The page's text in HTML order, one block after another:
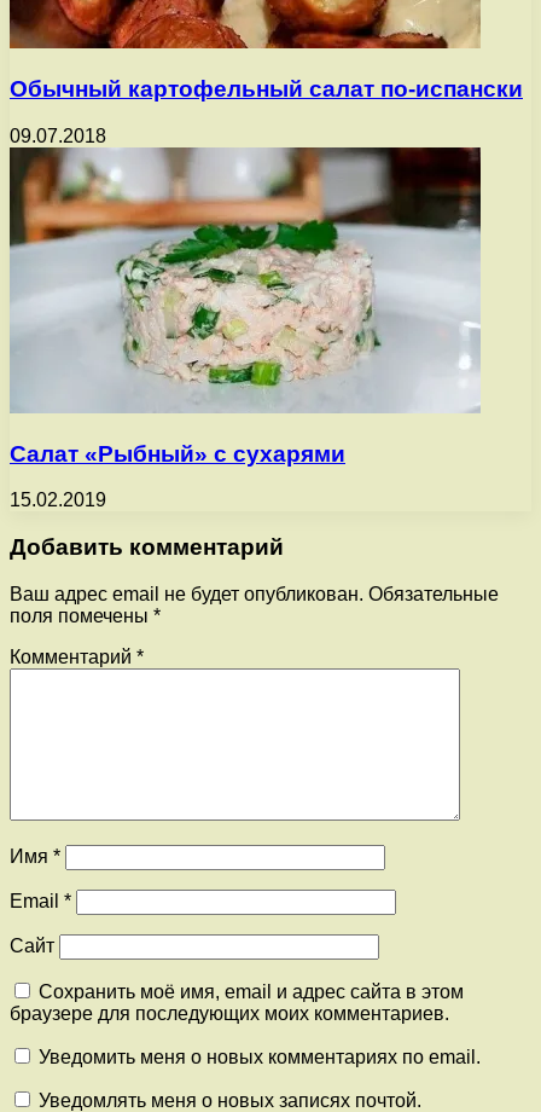
Обычный картофельный салат по-испански
09.07.2018
Салат «Рыбный» с сухарями
15.02.2019
Добавить комментарий
Ваш адрес email не будет опубликован. Обязательные
поля помечены *
Комментарий *
Имя *
Email *
Сайт
Сохранить моё имя, email и адрес сайта в этом
браузере для последующих моих комментариев.
Уведомить меня о новых комментариях по email.
Уведомлять меня о новых записях почтой.